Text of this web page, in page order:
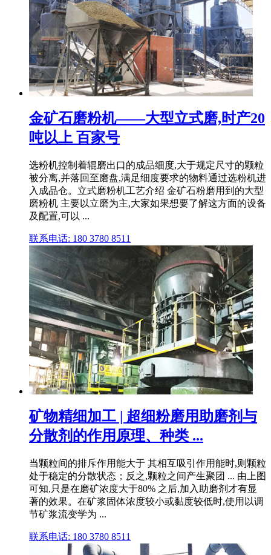
金矿石磨粉机——大型立式磨,时产20
吨以上 百家号
选粉机控制着辊磨出口的成品细度,大于规定尺寸的颗粒
被分离,并落回至磨盘,满足细度要求的物料通过选粉机进
入成品仓。立式磨粉机工艺介绍 金矿石粉磨用到的大型
磨粉机 主要以立磨为主,大家如果想要了解这方面的设备
及配置,可以 ...
联系电话: 180 3780 8511
矿物精细加工 | 超细粉磨用助磨剂与
分散剂的作用原理、种类 ...
当颗粒间的排斥作用能大于 其相互吸引作用能时,则颗粒
处于稳定的分散状态；反之,颗粒之间产生聚团 ... 由上图
可知,只是在磨矿浓度大于80% 之后,加入助磨剂才有显
著的效果。在矿浆固体浓度较小或黏度较低时,使用以调
节矿浆流变学为 ...
联系电话: 180 3780 8511